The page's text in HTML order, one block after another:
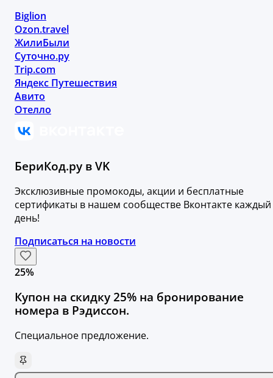
Biglion
Ozon.travel
ЖилиБыли
Суточно.ру
Trip.com
Яндекс Путешествия
Авито
Отелло
БериКод.ру в VK
Эксклюзивные промокоды, акции и бесплатные
сертификаты в нашем сообществе Вконтакте каждый
день!
Подписаться на новости
25%
Купон на скидку 25% на бронирование
номера в Рэдиссон.
Специальное предложение.